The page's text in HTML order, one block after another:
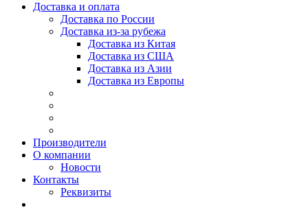
Доставка и оплата
Доставка по России
Доставка из-за рубежа
Доставка из Китая
Доставка из США
Доставка из Азии
Доставка из Европы
Производители
О компании
Новости
Контакты
Реквизиты